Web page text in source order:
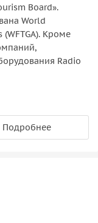
Board».
World
Кроме
Radio
Подробнее